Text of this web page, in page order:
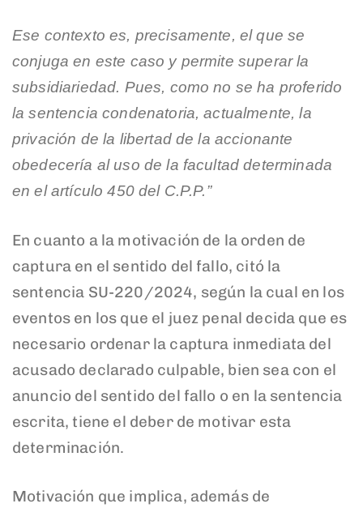
Ese contexto es, precisamente, el que se
conjuga en este caso y permite superar la
subsidiariedad. Pues, como no se ha proferido
la sentencia condenatoria, actualmente, la
privación de la libertad de la accionante
obedecería al uso de la facultad determinada
en el artículo 450 del C.P.P.”
En cuanto a la motivación de la orden de
captura en el sentido del fallo, citó la
sentencia SU-220/2024, según la cual en los
eventos en los que el juez penal decida que es
necesario ordenar la captura inmediata del
acusado declarado culpable, bien sea con el
anuncio del sentido del fallo o en la sentencia
escrita, tiene el deber de motivar esta
determinación.
Motivación que implica, además de